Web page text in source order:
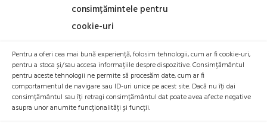
consimțămintele pentru
cookie-uri
Pentru a oferi cea mai bună experiență, folosim tehnologii, cum ar fi cookie-uri,
pentru a stoca și/sau accesa informațiile despre dispozitive. Consimțământul
pentru aceste tehnologii ne permite să procesăm date, cum ar fi
comportamentul de navigare sau ID-uri unice pe acest site. Dacă nu îți dai
consimțământul sau îți retragi consimțământul dat poate avea afecte negative
asupra unor anumite funcționalități și funcții.
TRANZACTIONEAZA